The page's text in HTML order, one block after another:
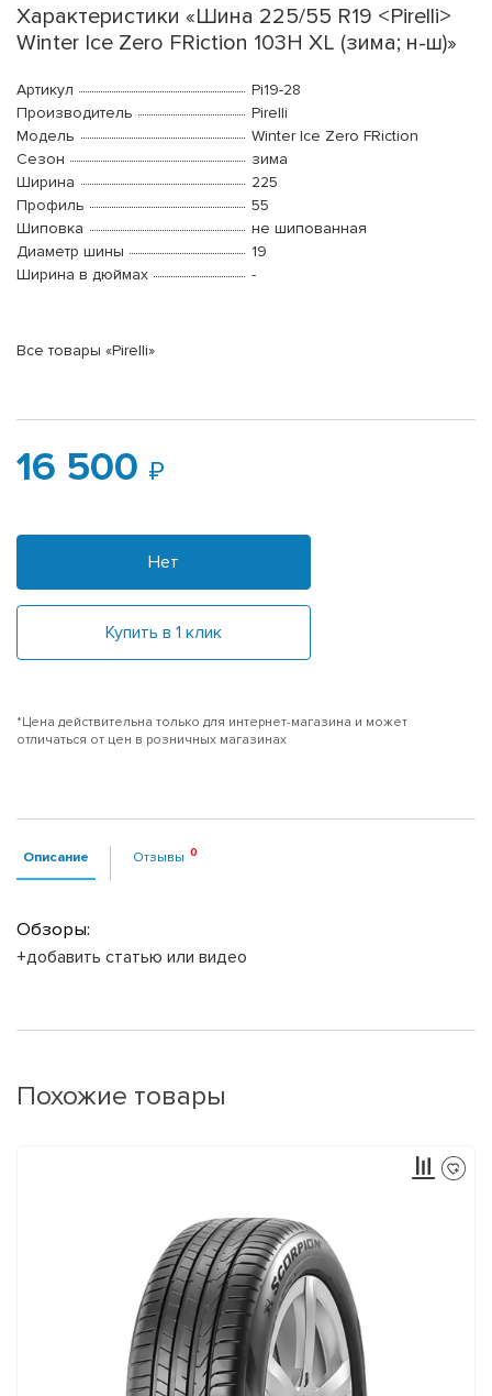
Характеристики «Шина 225/55 R19 <Pirelli>
Winter Ice Zero FRiction 103H XL (зима; н-ш)»
Артикул
Pi19-28
Производитель
Pirelli
Модель
Winter Ice Zero FRiction
Сезон
зима
Ширина
225
Профиль
55
Шиповка
не шипованная
Диаметр шины
19
Ширина в дюймах
-
Все товары «Pirelli»
16 500
Нет
Купить в 1 клик
*Цена действительна только для интернет-магазина и может
отличаться от цен в розничных магазинах
Описание Отзывы
Обзоры:
+добавить статью или видео
Похожие товары